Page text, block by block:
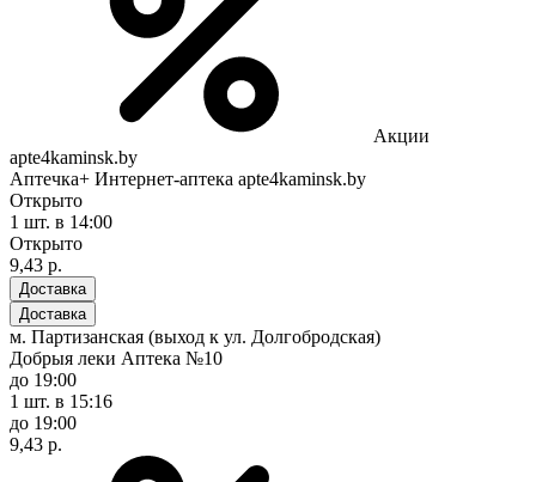
Акции
apte4kaminsk.by
Аптечка+ Интернет-аптека apte4kaminsk.by
Открыто
1 шт. в 14:00
Открыто
9,43 р.
Доставка
Доставка
м. Партизанская (выход к ул. Долгобродская)
Добрыя леки Аптека №10
до 19:00
1 шт. в 15:16
до 19:00
9,43 р.